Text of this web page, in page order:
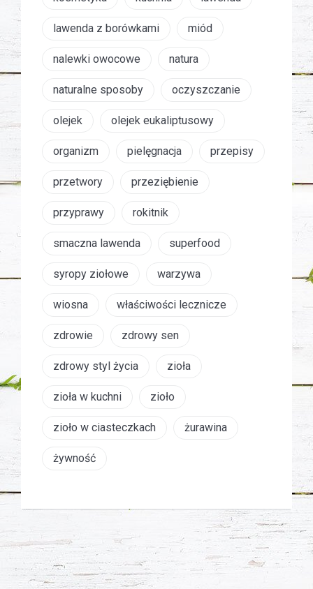
lawenda z borówkami miód
nalewki owocowe natura
naturalne sposoby oczyszczanie
olejek olejek eukaliptusowy
organizm pielęgnacja przepisy
przetwory przeziębienie
przyprawy rokitnik
smaczna lawenda superfood
syropy ziołowe warzywa
wiosna właściwości lecznicze
zdrowie zdrowy sen
zdrowy styl życia zioła
zioła w kuchni zioło
zioło w ciasteczkach żurawina
żywność